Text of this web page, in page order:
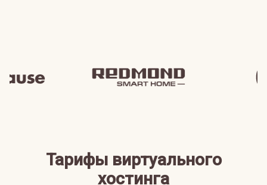
Тарифы виртуального
хостинга